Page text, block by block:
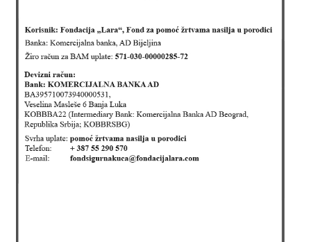
Početna
O
nama
Aktuelnosti